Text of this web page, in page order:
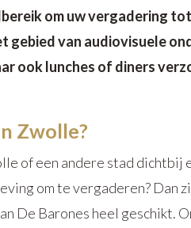
om uw vergadering
gebied van audiovisuele
ook lunches of diners
Zwolle?
of een andere stad dichtbij
om te vergaderen? Dan
De Barones heel geschikt.